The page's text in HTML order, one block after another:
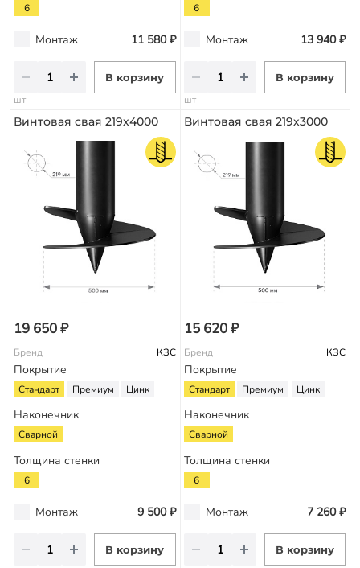
6
Монтаж 11 580 ₽
В корзину
шт
6
Монтаж 13 940 ₽
В корзину
шт
Винтовая свая 219х4000
19 650 ₽
Бренд КЗС
Покрытие
Стандарт Премиум Цинк
Наконечник
Сварной
Толщина стенки
6
Монтаж 9 500 ₽
В корзину
Винтовая свая 219х3000
15 620 ₽
Бренд КЗС
Покрытие
Стандарт Премиум Цинк
Наконечник
Сварной
Толщина стенки
6
Монтаж 7 260 ₽
В корзину